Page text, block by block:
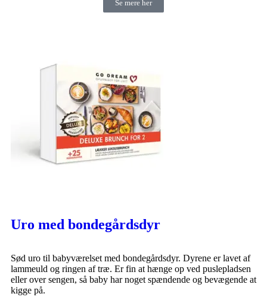
Se mere her
Uro med bondegårdsdyr
Sød uro til babyværelset med bondegårdsdyr. Dyrene er lavet af
lammeuld og ringen af træ. Er fin at hænge op ved puslepladsen
eller over sengen, så baby har noget spændende og bevægende at
kigge på.